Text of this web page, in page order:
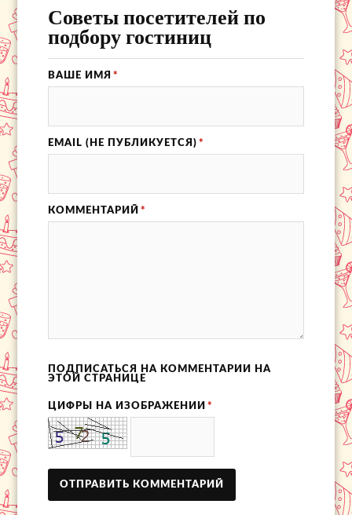
Советы посетителей по
подбору гостиниц
ВАШЕ ИМЯ *
EMAIL (НЕ ПУБЛИКУЕТСЯ) *
КОММЕНТАРИЙ *
ПОДПИСАТЬСЯ НА КОММЕНТАРИИ НА
ЭТОЙ СТРАНИЦЕ
ЦИФРЫ НА ИЗОБРАЖЕНИИ *